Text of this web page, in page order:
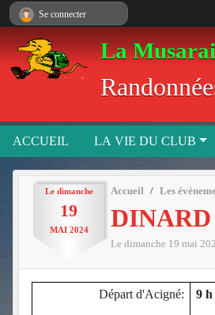
La
ACCUEIL LA VIE DU CLUB
Le dimanche
19
MAI 2024
Accueil Les
Le dimanche 19 mai
Départ d'Acigné: 9 h
Se connecter
Panneau de gestion des cookies